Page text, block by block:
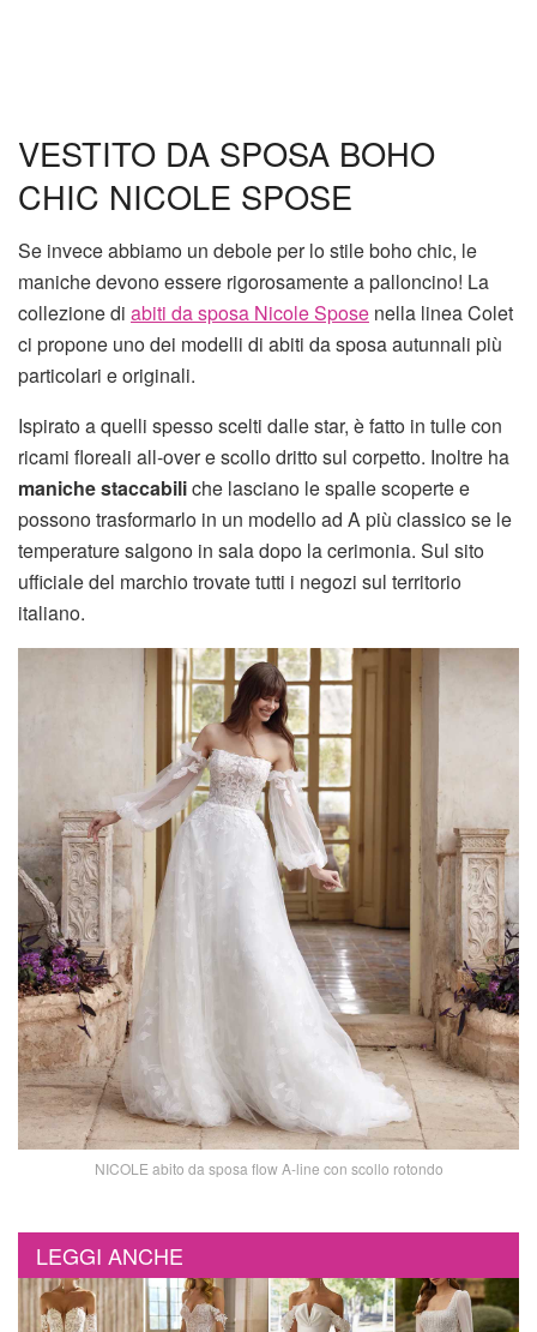
VESTITO DA SPOSA BOHO
CHIC NICOLE SPOSE
Se invece abbiamo un debole per lo stile boho chic, le
maniche devono essere rigorosamente a palloncino! La
collezione di abiti da sposa Nicole Spose nella linea Colet
ci propone uno dei modelli di abiti da sposa autunnali più
particolari e originali.
Ispirato a quelli spesso scelti dalle star, è fatto in tulle con
ricami floreali all-over e scollo dritto sul corpetto. Inoltre ha
maniche staccabiliche lasciano le spalle scoperte e
possono trasformarlo in un modello ad A più classico se le
temperature salgono in sala dopo la cerimonia. Sul sito
ufficiale del marchio trovate tutti i negozi sul territorio
italiano.
NICOLE abito da sposa flow A-line con scollo rotondo
LEGGI ANCHE